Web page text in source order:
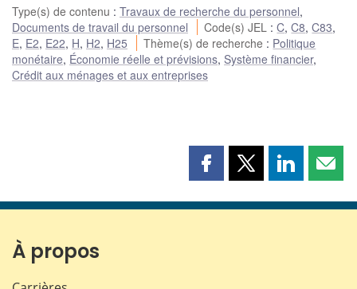
Type(s) de contenu : Travaux de recherche du personnel,
Documents de travail du personnel
Code(s) JEL :C,C8,C83,
E, E2, E22, H, H2, H25 Thème(s) de recherche : Politique
monétaire, Économie réelle et prévisions, Système financier,
Crédit aux ménages et aux entreprises
Partager
page
Partager
page
Partager
page page
À propos